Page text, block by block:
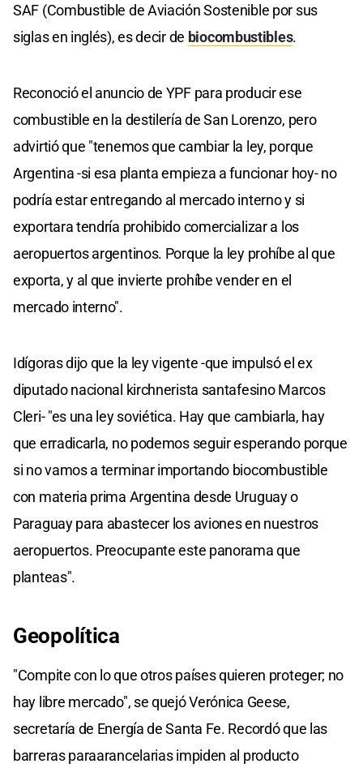
SAF (Combustible de Aviación Sostenible por sus
siglas en inglés), es decir de biocombustibles.
Reconoció el anuncio de YPF para producir ese
combustible en la destilería de San Lorenzo, pero
advirtió que "tenemos que cambiar la ley, porque
Argentina -si esa planta empieza a funcionar hoy- no
podría estar entregando al mercado interno y si
exportara tendría prohibido comercializar a los
aeropuertos argentinos. Porque la ley prohíbe al que
exporta, y al que invierte prohíbe vender en el
mercado interno".
Idígoras dijo que la ley vigente -que impulsó el ex
diputado nacional kirchnerista santafesino Marcos
Cleri- "es una ley soviética. Hay que cambiarla, hay
que erradicarla, no podemos seguir esperando porque
si no vamos a terminar importando biocombustible
con materia prima Argentina desde Uruguay o
Paraguay para abastecer los aviones en nuestros
aeropuertos. Preocupante este panorama que
planteas".
Geopolítica
"Compite con lo que otros países quieren proteger; no
hay libre mercado", se quejó Verónica Geese,
secretaría de Energía de Santa Fe. Recordó que las
barreras paraarancelarias impiden al producto